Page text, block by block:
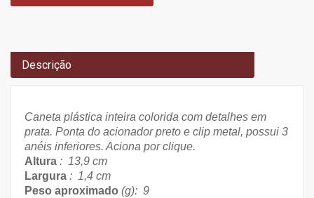
Descrição
Caneta plástica inteira colorida com detalhes em
prata. Ponta do acionador preto e clip metal, possui 3
anéis inferiores. Aciona por clique.
Altura : 13,9 cm
Largura : 1,4 cm
Peso aproximado (g): 9